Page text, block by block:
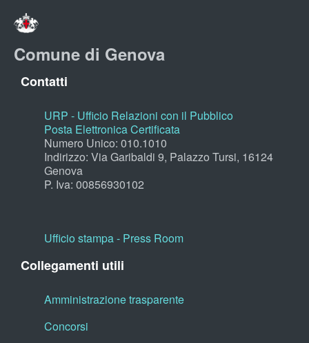
Comune di Genova
Contatti
URP - Ufficio Relazioni con il Pubblico
Posta Elettronica Certificata
Numero Unico: 010.1010
Indirizzo: Via Garibaldi 9, Palazzo Tursi, 16124
Genova
P. Iva: 00856930102
Ufficio stampa - Press Room
Collegamenti utili
Amministrazione trasparente
Concorsi